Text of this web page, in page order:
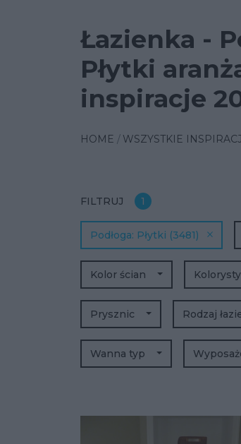
Łazienka -
Płytki
inspiracje
HOME WSZYSTKIE
FILTRUJ 1
Płytki (3481)
Podłoga
Kolor ścian
Prysznic Rodzaj
Wanna typ